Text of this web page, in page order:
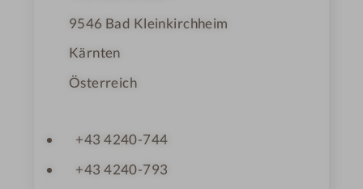
9546 Bad Kleinkirchheim
Kärnten
Österreich
+43 4240-744
+43 4240-793